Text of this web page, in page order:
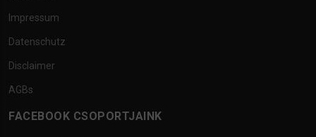
Impressum
Datenschutz
Disclaimer
AGBs
FACEBOOK CSOPORTJAINK